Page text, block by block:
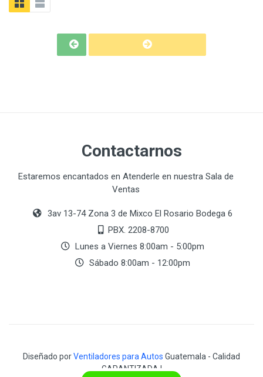
Contactarnos
Estaremos encantados en Atenderle en nuestra Sala de
Ventas
3av 13-74 Zona 3 de Mixco El Rosario Bodega 6
PBX. 2208-8700
Lunes a Viernes 8:00am - 5:00pm
Sábado 8:00am - 12:00pm
Diseñado porVentiladores para Autos Guatemala - Calidad
GARANTIZADA !